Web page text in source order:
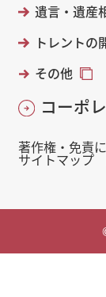
遺言・遺産
トレントの
その他
コーポ
著作権・免責
サイトマップ